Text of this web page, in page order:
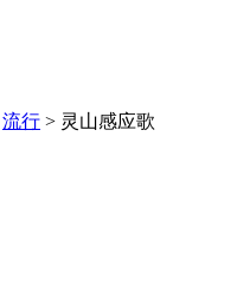
流行 > 灵山感应歌